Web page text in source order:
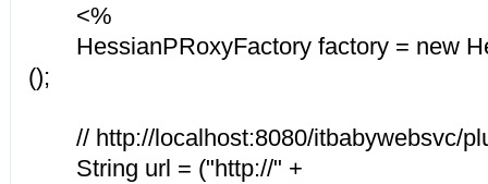
<%
HessianPRoxyFactory factory = new
();
// http://localhost:8080/itbabywebsvc/
String url = ("http://" +